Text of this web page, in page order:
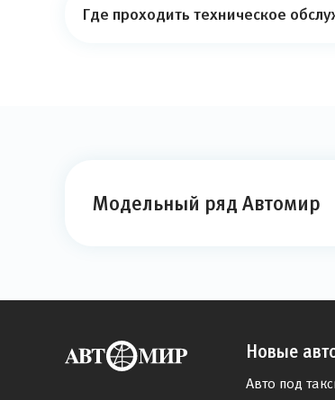
Где проходить техническое
Модельный ряд Автомир
Новые
Авто под